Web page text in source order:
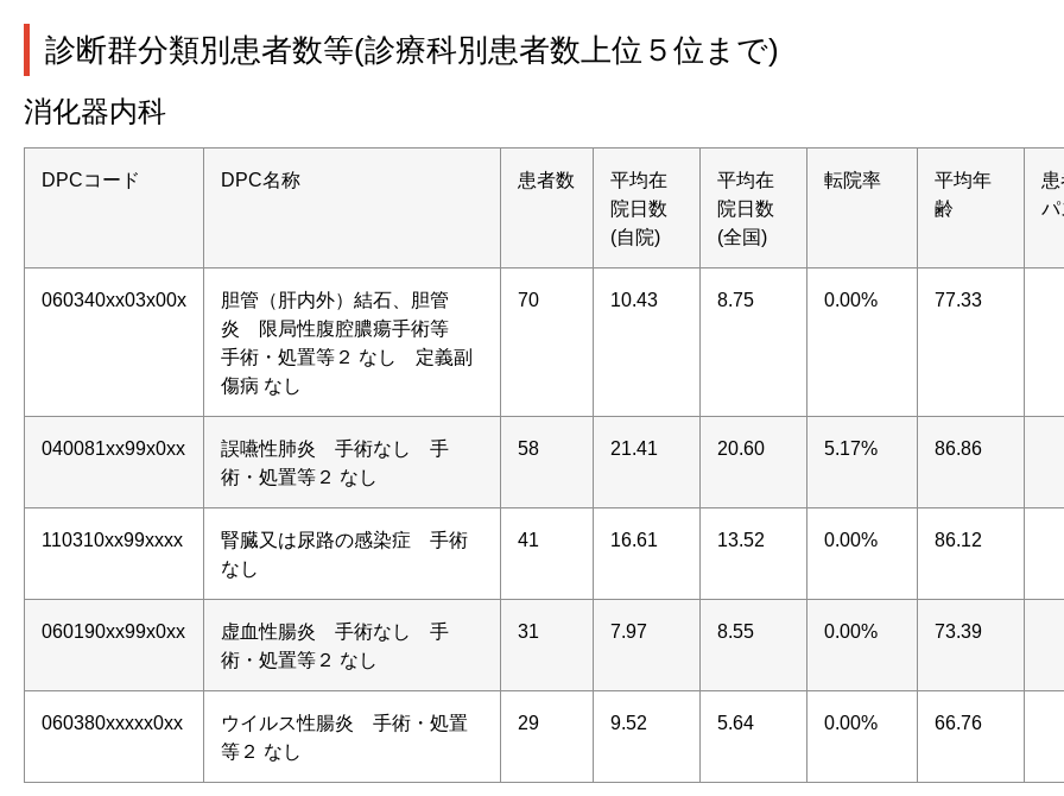
診断群分類別患者数等(診療科別患者数上位５位まで)
消化器内科
DPCコード DPC名称 患者数
平均在
院日数
(自院)
平均在
院日数
(全国)
転院率
平均年
齢
パ
060340xx03x00x
胆管（肝内外）結石、胆管
炎 限局性腹腔膿瘍手術等
手術・処置等２ なし 定義副
傷病 なし
70 10.43 8.75 0.00% 77.33
040081xx99x0xx
誤嚥性肺炎 手術なし 手
術・処置等２ なし
58 21.41 20.60 5.17% 86.86
110310xx99xxxx
腎臓又は尿路の感染症 手術
なし
41 16.61 13.52 0.00% 86.12
060190xx99x0xx
虚血性腸炎 手術なし 手
術・処置等２ なし
31 7.97 8.55 0.00% 73.39
060380xxxxx0xx
ウイルス性腸炎 手術・処置
等２ なし
29 9.52 5.64 0.00% 66.76